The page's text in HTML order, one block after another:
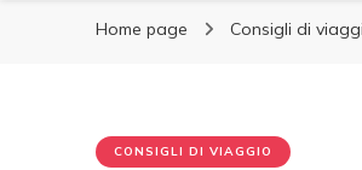
Home page Consigli di
CONSIGLI DI VIAGGIO